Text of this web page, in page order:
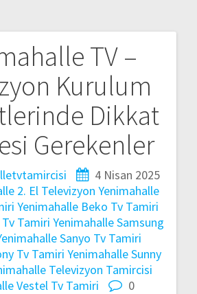
TV –
Kurulum
Dikkat
Gerekenler
4 Nisan 2025
2. El Televizyon Yenimahalle
Yenimahalle Beko Tv Tamiri
Tamiri Yenimahalle Samsung
Sanyo Tv Tamiri
Tv Tamiri Yenimahalle Sunny
Televizyon Tamircisi
Vestel Tv Tamiri
0